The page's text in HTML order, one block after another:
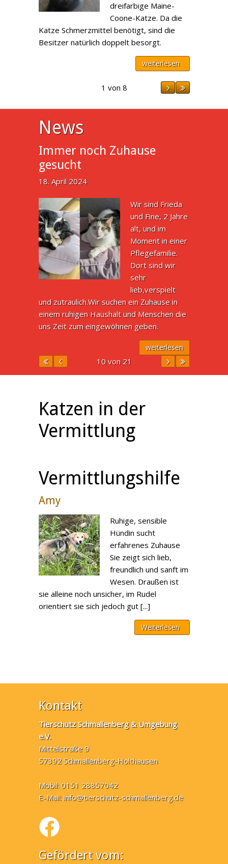
dreifarbige Maine-
Coone-Katze. Da die
Katze Schmerzmittel benötigt, sind die
Besitzer natürlich doppelt besorgt.
weiterlesen
1 von 8
News
Immer noch Zuhause
gesucht
18. April 2024
Wir sind Frieda
und Fine, 2 Jahre
alt, und im
Moment in einer
Pflegefamilie.
Dort sind wir
sehr
lieb,verspielt
und zutraulich.Wir suchen ein Zuhause in
einem ruhigen Haushalt und Menschen die
uns Zeit zum eingewöhnen geben.
weiterlesen
10 von 21
Katzen in der
Vermittlung
Vermittlungshilfe
Amy
Ruhige, sensible
Hündin sucht
erfahrenes Zuhause
Sie zeigt sich lieb,
freundlich und sanft im
Wesen. Draußen ist
sie alleine noch unsicher, im Rudel
orientiert sie sich jedoch gut [...]
Weiterlesen
Kontakt
Tierschutz Schmallenberg & Umgebung
e.V.
Mittelstraße 9
57392 Schmallenberg-Holthausen
Mobil: 0151 28857042
E-Mail:info@tierschutz-schmallenberg.de
Gefördert vom: